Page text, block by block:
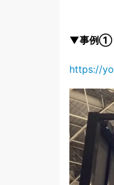
▼事例①｜
https://